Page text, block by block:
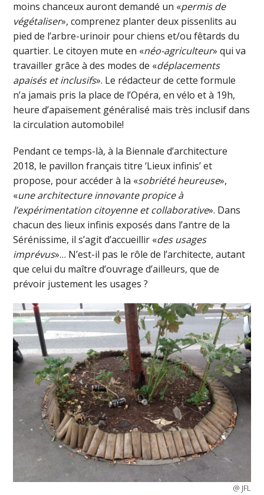
moins chanceux auront demandé un «permis de
végétaliser», comprenez planter deux pissenlits au
pied de l’arbre-urinoir pour chiens et/ou fêtards du
quartier. Le citoyen mute en «néo-agriculteur» qui va
travailler grâce à des modes de «déplacements
apaisés et inclusifs». Le rédacteur de cette formule
n’a jamais pris la place de l’Opéra, en vélo et à 19h,
heure d’apaisement généralisé mais très inclusif dans
la circulation automobile!
Pendant ce temps-là, à la Biennale d’architecture
2018, le pavillon français titre ‘Lieux infinis’ et
propose, pour accéder à la «sobriété heureuse»,
«une architecture innovante propice à
l’expérimentation citoyenne et collaborative». Dans
chacun des lieux infinis exposés dans l’antre de la
Sérénissime, il s’agit d’accueillir «des usages
imprévus»… N’est-il pas le rôle de l’architecte, autant
que celui du maître d’ouvrage d’ailleurs, que de
prévoir justement les usages ?
@ JFL